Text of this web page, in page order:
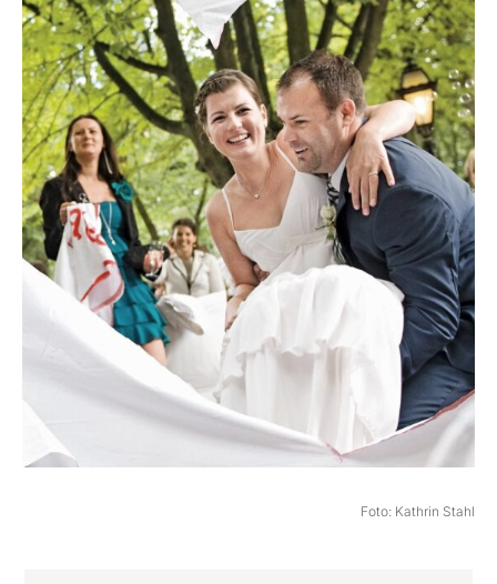
Foto: Kathrin Stahl